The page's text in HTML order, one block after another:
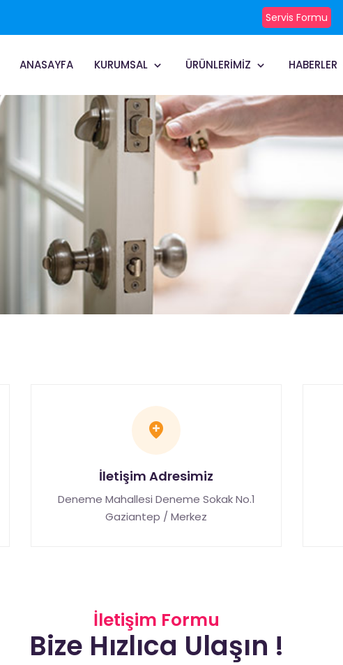
Servis Formu
ANASAYFA KURUMSAL ÜRÜNLERİMİZ HABERLER
İletişim Adresimiz
Deneme Mahallesi Deneme Sokak No.1
Gaziantep / Merkez
İletişim Formu
Bize Hızlıca Ulaşın !